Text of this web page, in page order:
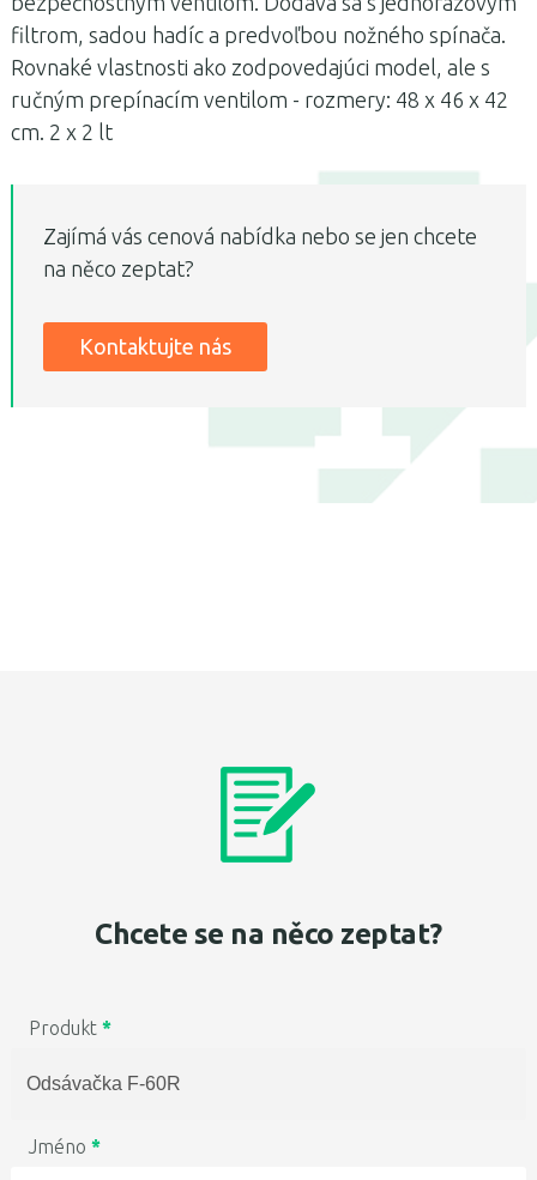
filtrom, sadou hadíc a predvoľbou nožného spínača.
Rovnaké vlastnosti ako zodpovedajúci model, ale s
ručným prepínacím ventilom - rozmery: 48 x 46 x 42
cm. 2 x 2 lt
Zajímá vás cenová nabídka nebo se jen chcete
na něco zeptat?
Kontaktujte nás
Chcete se na něco zeptat?
Produkt*
Jméno *